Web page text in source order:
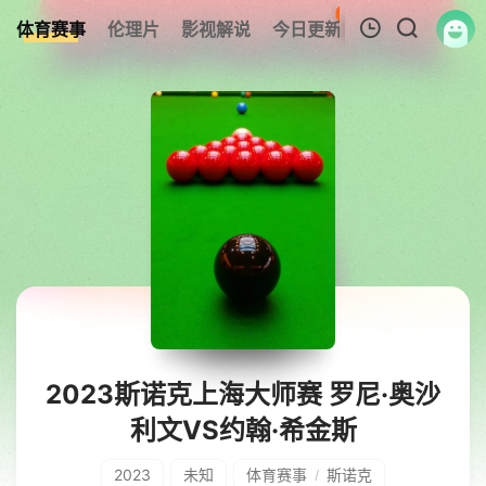
体育赛事 伦理片 影视解说 今日更新 热榜
暂无观看影片的记录
2023斯诺克上海大师赛 罗尼·奥沙
利文VS约翰·希金斯
2023 未知 体育赛事 / 斯诺克